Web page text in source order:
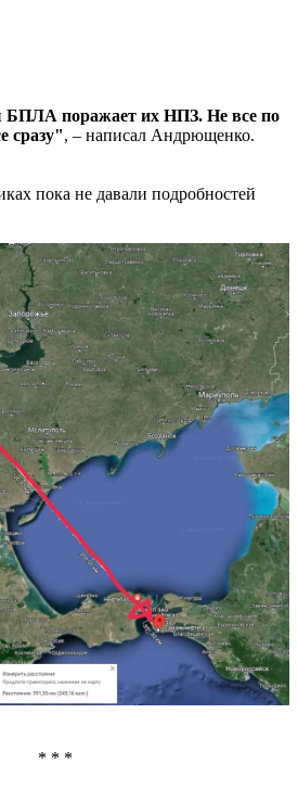
поражает их НПЗ. Не все по
сразу", – написал Андрющенко.
пока не давали подробностей
* * *